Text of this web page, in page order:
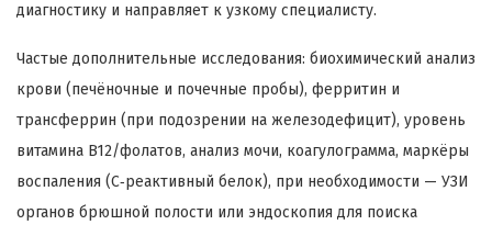
диагностику и направляет к узкому специалисту.
Частые дополнительные исследования: биохимический анализ
крови (печёночные и почечные пробы), ферритин и
трансферрин (при подозрении на железодефицит), уровень
витамина B12/фолатов, анализ мочи, коагулограмма, маркёры
воспаления (С‑реактивный белок), при необходимости — УЗИ
органов брюшной полости или эндоскопия для поиска